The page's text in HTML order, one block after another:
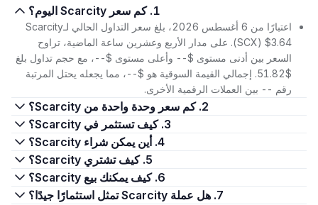
1. كم سعر Scarcity اليوم؟
اعتبارًا من 6 أغسطس 2026، بلغ سعر التداول الحالي لـScarcity
(SCX) $3.64. على مدار الأربع وعشرين ساعة الماضية، تراوح
السعر بين أدنى مستوى $-- وأعلى مستوى $--، مع حجم تداول بلغ
$51.82. إجمالي القيمة السوقية هو $--، مما يجعله يحتل المرتبة
رقم -- بين العملات الرقمية الأخرى.
2. كم سعر وحدة واحدة من Scarcity؟
3. كيف تستثمر في Scarcity؟
4. أين يمكن شراء Scarcity؟
5. كيف تشتري Scarcity؟
6. كيف يمكنك بيع Scarcity؟
7. هل عملة Scarcity تمثل استثمارًا جيدًا؟